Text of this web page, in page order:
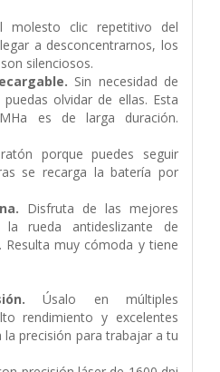
molesto clic repetitivo del
a desconcentrarnos, los
silenciosos.
Sin necesidad de
olvidar de ellas. Esta
es de larga duración.
porque puedes seguir
se recarga la batería por
Disfruta de las mejores
la rueda antideslizante de
Resulta muy cómoda y tiene
Úsalo en múltiples
rendimiento y excelentes
precisión para trabajar a tu